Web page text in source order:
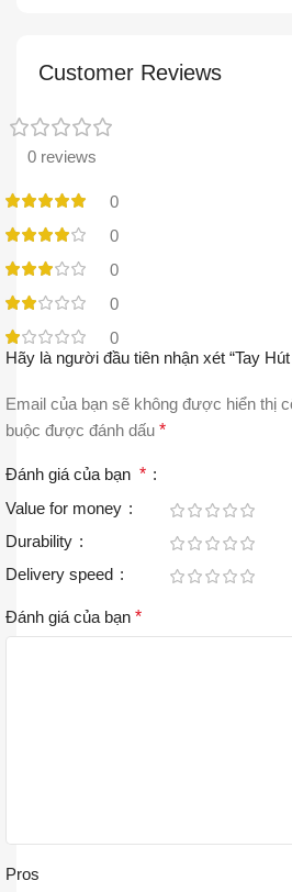
Customer Reviews
0 reviews
0
0
0
0
0
Hãy là người đầu tiên nhận xét “Tay
Email của bạn sẽ không được hiển thị
buộc được đánh dấu *
Đánh giá của bạn *
Value for money
Durability
Delivery speed
Đánh giá của bạn *
Pros